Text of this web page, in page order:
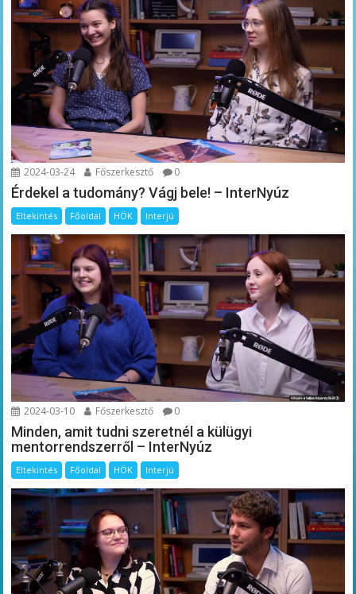
2024-03-24 Főszerkesztő 0
Érdekel a tudomány? Vágj bele! – InterNyúz
Eltekintés Főoldal HÖK Interjú
2024-03-10 Főszerkesztő 0
Minden, amit tudni szeretnél a külügyi
mentorrendszerről – InterNyúz
Eltekintés Főoldal HÖK Interjú